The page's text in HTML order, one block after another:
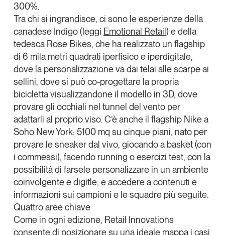
300%.
Tra chi si ingrandisce, ci sono le esperienze della
canadese Indigo(leggi Emotional Retail) e della
tedesca Rose Bikes, che ha realizzato un flagship
di 6 mila metri quadrati iperfisico e iperdigitale,
dove la personalizzazione va dai telai alle scarpe ai
sellini, dove si puòco-progettare la propria
biciclettavisualizzandone il modello in 3D, dove
provare gli occhiali nel tunnel del vento per
adattarli al proprio viso. C’è anche il flagship Nikea
Soho New York: 5100 mq su cinque piani, nato per
provare lesneakerdal vivo, giocando a basket (con
i commessi), facendo running o esercizi test, con la
possibilità di farsele personalizzare in un ambiente
coinvolgente e digitle, e accedere a contenuti e
informazioni sui campioni e le squadre più seguite.
Quattro aree chiave
Come in ogni edizione, Retail Innovations
consente di posizionare su una ideale mappa i casi